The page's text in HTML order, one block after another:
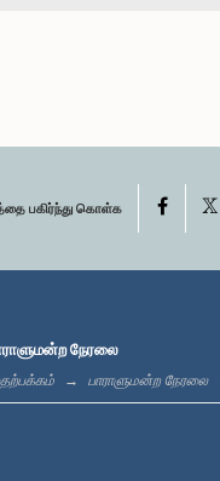
பி.ப. 1:19 - பி.ப.
பகிர்ந்து கொள்க
நேரலை
பாராளுமன்ற நேரலை